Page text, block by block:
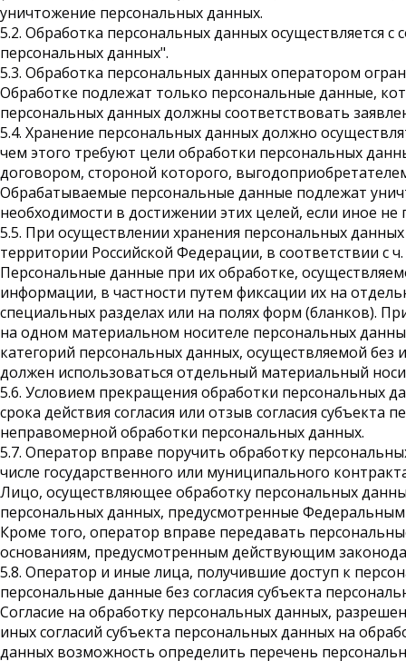
уничтожение персональных данных.
5.2. Обработка персональных данных
персональных данных".
5.3. Обработка персональных данных оператором
Обработке подлежат только персональные данные,
персональных данных должны соответствовать
5.4. Хранение персональных данных должно
чем этого требуют цели обработки персональных
договором, стороной которого,
Обрабатываемые персональные данные подлежат
необходимости в достижении этих целей, если иное
5.5. При осуществлении хранения персональных
территории Российской Федерации, в соответствии с
Персональные данные при их обработке,
информации, в частности путем фиксации их на
специальных разделах или на полях форм (бланков).
на одном материальном носителе персональных
категорий персональных данных, осуществляемой
должен использоваться отдельный материальный
5.6. Условием прекращения обработки персональных
срока действия согласия или отзыв согласия
неправомерной обработки персональных данных.
5.7. Оператор вправе поручить обработку
числе государственного или муниципального
Лицо, осуществляющее обработку персональных
персональных данных, предусмотренные
Кроме того, оператор вправе передавать
основаниям, предусмотренным действующим
5.8. Оператор и иные лица, получившие доступ к
персональные данные без согласия субъекта
Согласие на обработку персональных данных,
иных согласий субъекта персональных данных на
данных возможность определить перечень